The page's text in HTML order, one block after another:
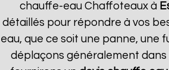
chauffe-eau Chaffoteaux à
détaillés pour répondre à vos
eau, que ce soit une panne, une
déplaçons généralement